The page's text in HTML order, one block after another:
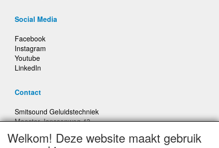
Social Media
Facebook
Instagram
Youtube
LinkedIn
Contact
Smitsound Geluidstechniek
Meester Janssenweg 43
E-mail: info@smitsound.nl
Welkom! Deze website maakt gebruik